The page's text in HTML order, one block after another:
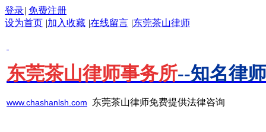
登录| 免费注册
设为首页 |加入收藏 |在线留言 |东莞茶山律师
东莞茶山律师事务所--知名律
www.chashanlsh.com 东莞茶山律师免费提供法律咨询